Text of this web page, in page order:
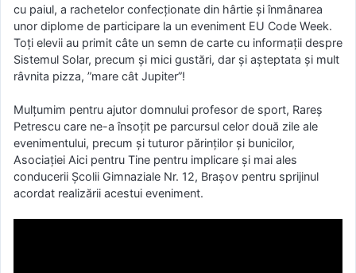
cu paiul, a rachetelor confecționate din hârtie și înmânarea
unor diplome de participare la un eveniment EU Code Week.
Toți elevii au primit câte un semn de carte cu informații despre
Sistemul Solar, precum și mici gustări, dar și așteptata și mult
râvnita pizza, ”mare cât Jupiter”!
Mulțumim pentru ajutor domnului profesor de sport, Rareș
Petrescu care ne-a însoțit pe parcursul celor două zile ale
evenimentului, precum și tuturor părinților și bunicilor,
Asociației Aici pentru Tine pentru implicare și mai ales
conducerii Școlii Gimnaziale Nr. 12, Brașov pentru sprijinul
acordat realizării acestui eveniment.